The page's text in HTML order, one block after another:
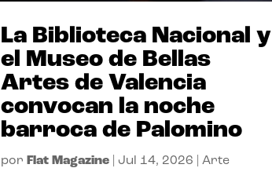
La Biblioteca Nacional y
el Museo de Bellas
Artes de Valencia
convocan la noche
barroca de Palomino
por Flat Magazine Jul 14, 2026 |Arte